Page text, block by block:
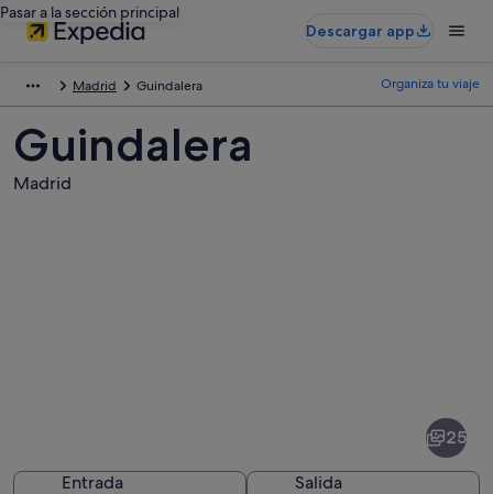
Pasar a la sección principal
Descargar app
Madrid Guindalera Organiza tu viaje
Guindalera
Madrid
25
Entrada
Salida